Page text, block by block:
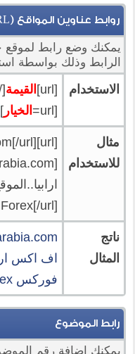
روابط عناوين المواقع (URL)
يمكنك وضع رابط لموقع
الرابط وذلك بواسطة
الاستخدام [url] القيمة
[url=
الخيار]
مثال
للاستخدام
[url]https://vb.fx-arabia.com[/url]
Forex[/url]
ناتج
المثال
اف اكس
فوركس Forex
رابط الموضوع
يمكنك اضافة رقم